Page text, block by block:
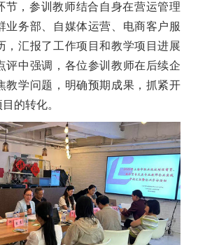
节，参训教师结合自身在营运管理
业务部、自媒体运营、电商客户服
，汇报了工作项目和教学项目进展
评中强调，各位参训教师在后续企
教学问题，明确预期成果，抓紧开
的转化。